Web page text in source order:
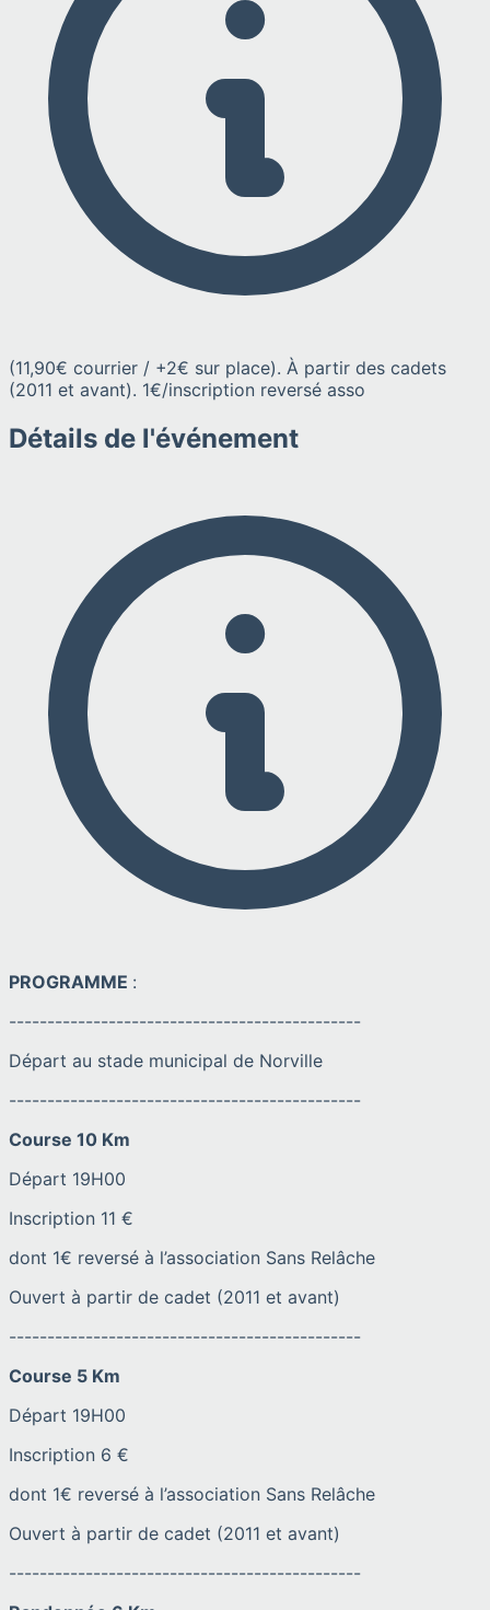
(11,90€ courrier / +2€ sur place). À partir des cadets
(2011 et avant). 1€/inscription reversé asso
Détails de l'événement
PROGRAMME :
----------------------------------------------
Départ au stade municipal de Norville
----------------------------------------------
Course 10 Km
Départ 19H00
Inscription 11 €
dont 1€ reversé à l’association Sans Relâche
Ouvert à partir de cadet (2011 et avant)
----------------------------------------------
Course 5 Km
Départ 19H00
Inscription 6 €
dont 1€ reversé à l’association Sans Relâche
Ouvert à partir de cadet (2011 et avant)
----------------------------------------------